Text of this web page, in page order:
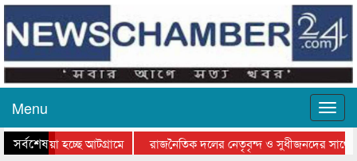
Menu
সর্বশেষ
যাওয়া হচ্ছে আটগ্রামে
রাজনৈতিক দলের নেতৃবৃন্দ ও সুধীজনদের সাথে